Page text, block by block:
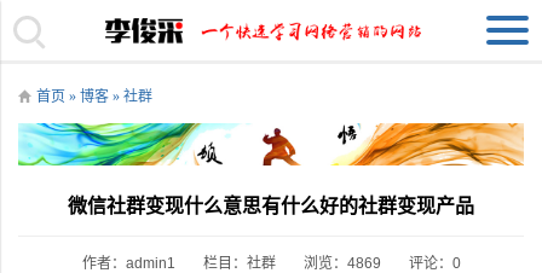
首页 » 博客 » 社群
微信社群变现什么意思有什么好的社群变现产品
作者：admin1 栏目： 社群 浏览：4869 评论：0